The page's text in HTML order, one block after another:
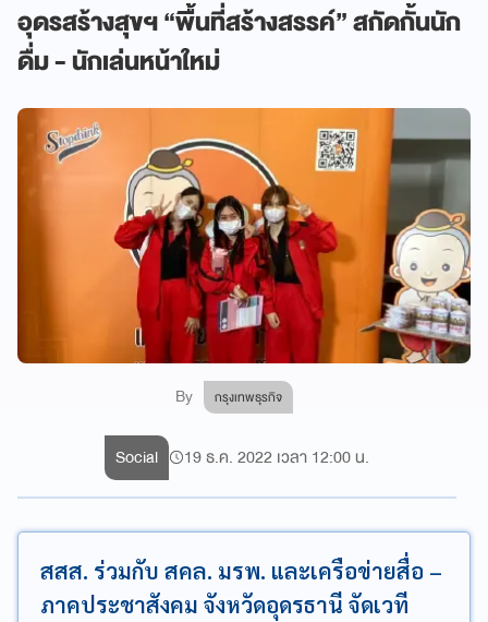
อุดรสร้างสุขฯ “พื้นที่สร้างสรรค์” สกัดกั้นนัก
ดื่ม - นักเล่นหน้าใหม่
By กรุงเทพธุรกิจ
Social 19 ธ.ค. 2022 เวลา 12:00 น.
สสส. ร่วมกับ สคล. มรพ. และเครือข่ายสื่อ –
ภาคประชาสังคม จังหวัดอุดรธานี จัดเวที